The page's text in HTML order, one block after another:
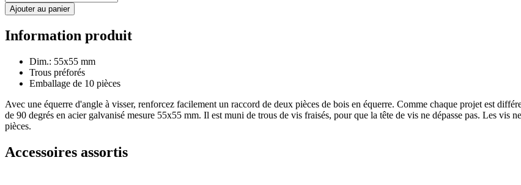
Ajouter au panier
Information produit
Dim.: 55x55 mm
Trous préforés
Emballage de 10 pièces
Avec une équerre d'angle à visser, renforcez facilement un raccord de deux pièces de bois en équerre. Comme chaque projet est
de 90 degrés en acier galvanisé mesure 55x55 mm. Il est muni de trous de vis fraisés, pour que la tête de vis ne dépasse pas. Les vis
pièces.
Accessoires assortis